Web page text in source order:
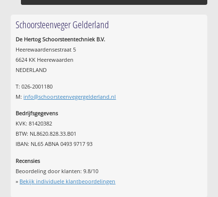
Schoorsteenveger Gelderland
De Hertog Schoorsteentechniek B.V.
Heerewaardensestraat 5
6624 KK Heerewaarden
NEDERLAND
T: 026-2001180
M: info@schoorsteenvegergelderland.nl
Bedrijfsgegevens
KVK: 81420382
BTW: NL8620.828.33.B01
IBAN: NL65 ABNA 0493 9717 93
Recensies
Beoordeling door klanten:9.8/10
» Bekijk individuele klantbeoordelingen